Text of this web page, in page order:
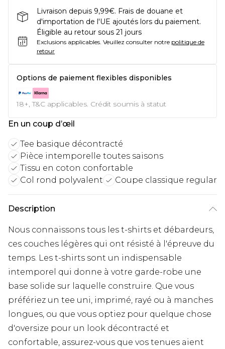
Livraison depuis 9,99€. Frais de douane et
d'importation de l'UE ajoutés lors du paiement.
Éligible au retour sous 21 jours
Exclusions applicables. Veuillez consulter notre politique de
retour
Options de paiement flexibles disponibles
18+, T&C applicables. Crédit soumis à statut
En un coup d’œil
Tee basique décontracté
Pièce intemporelle toutes saisons
Tissu en coton confortable
Col rond polyvalent
Coupe classique regular
Description
Nous connaissons tous les t-shirts et débardeurs,
ces couches légères qui ont résisté à l'épreuve du
temps. Les t-shirts sont un indispensable
intemporel qui donne à votre garde-robe une
base solide sur laquelle construire. Que vous
préfériez un tee uni, imprimé, rayé ou à manches
longues, ou que vous optiez pour quelque chose
d'oversize pour un look décontracté et
confortable, assurez-vous que vos tenues aient